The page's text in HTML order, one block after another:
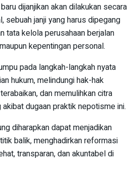
dijanjikan akan dilakukan secara
sebuah janji yang harus dipegang
tata kelola perusahaan berjalan
kepentingan personal.
pada langkah-langkah nyata
hukum, melindungi hak-hak
dan memulihkan citra
dugaan praktik nepotisme ini.
diharapkan dapat menjadikan
balik, menghadirkan reformasi
transparan, dan akuntabel di